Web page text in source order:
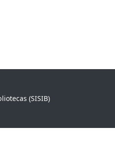
(SISIB)